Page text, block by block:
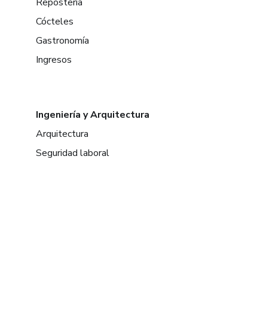
Cócteles
Gastronomía
Ingresos
Ingeniería y Arquitectura
Arquitectura
Seguridad laboral